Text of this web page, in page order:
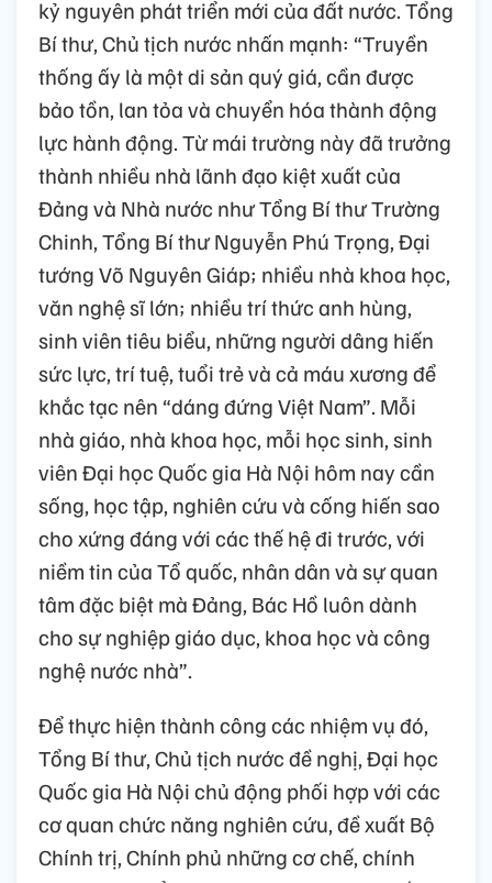
kỷ nguyên phát triển mới của đất nước. Tổng
Bí thư, Chủ tịch nước nhấn mạnh: “Truyền
thống ấy là một di sản quý giá, cần được
bảo tồn, lan tỏa và chuyển hóa thành động
lực hành động. Từ mái trường này đã trưởng
thành nhiều nhà lãnh đạo kiệt xuất của
Đảng và Nhà nước như Tổng Bí thư Trường
Chinh, Tổng Bí thư Nguyễn Phú Trọng, Đại
tướng Võ Nguyên Giáp; nhiều nhà khoa học,
văn nghệ sĩ lớn; nhiều trí thức anh hùng,
sinh viên tiêu biểu, những người dâng hiến
sức lực, trí tuệ, tuổi trẻ và cả máu xương để
khắc tạc nên “dáng đứng Việt Nam”. Mỗi
nhà giáo, nhà khoa học, mỗi học sinh, sinh
viên Đại học Quốc gia Hà Nội hôm nay cần
sống, học tập, nghiên cứu và cống hiến sao
cho xứng đáng với các thế hệ đi trước, với
niềm tin của Tổ quốc, nhân dân và sự quan
tâm đặc biệt mà Đảng, Bác Hồ luôn dành
cho sự nghiệp giáo dục, khoa học và công
nghệ nước nhà”.
Để thực hiện thành công các nhiệm vụ đó,
Tổng Bí thư, Chủ tịch nước đề nghị, Đại học
Quốc gia Hà Nội chủ động phối hợp với các
cơ quan chức năng nghiên cứu, đề xuất Bộ
Chính trị, Chính phủ những cơ chế, chính